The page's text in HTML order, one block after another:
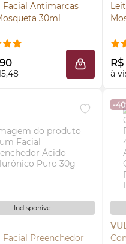
Facial Antimarcas
30ml
COMPRE AGORA ❯
à
Indisponível
Facial Preenchedor
-